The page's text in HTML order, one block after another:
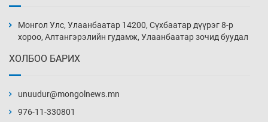
Уржигдар 13 цаг 30 мин
Уржигдар 13 цаг 00 мин
Монгол Улс, Улаанбаатар 14200, Сүхбаатар дүүрэг 8-р
хороо, Алтангэрэлийн гудамж, Улаанбаатар зочид буудал
ХОЛБОО БАРИХ
unuudur@mongolnews.mn
976-11-330801